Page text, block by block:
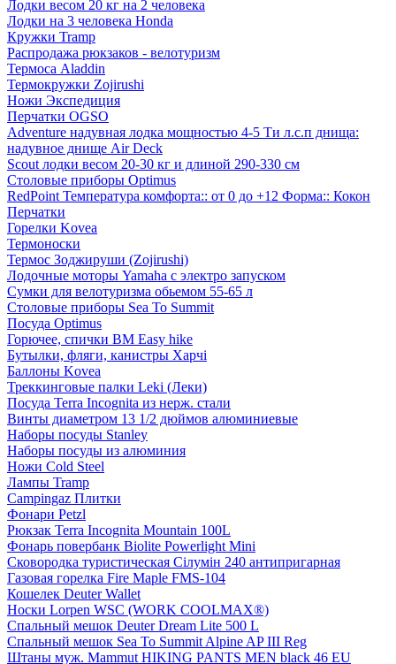
Лодки весом 20 кг на 2 человека
Лодки на 3 человека Honda
Кружки Tramp
Распродажа рюкзаков - велотуризм
Термоса Aladdin
Термокружки Zojirushi
Ножи Экспедиция
Перчатки OGSO
Adventure надувная лодка мощностью 4-5 Ти л.с.п днища:
надувное днище Air Deck
Scout лодки весом 20-30 кг и длиной 290-330 см
Столовые приборы Optimus
RedPoint Температура комфорта:: от 0 до +12 Форма:: Кокон
Перчатки
Горелки Kovea
Термоноски
Термос Зоджируши (Zojirushi)
Лодочные моторы Yamaha с электро запуском
Сумки для велотуризма обьемом 55-65 л
Столовые приборы Sea To Summit
Посуда Optimus
Горючее, спички BM Easy hike
Бутылки, фляги, канистры Харчі
Баллоны Kovea
Треккинговые палки Leki (Леки)
Посуда Terra Incognita из нерж. стали
Винты диаметром 13 1/2 дюймов алюминиевые
Наборы посуды Stanley
Наборы посуды из алюминия
Ножи Cold Steel
Лампы Tramp
Campingaz Плитки
Фонари Petzl
Рюкзак Terra Incognita Mountain 100L
Фонарь повербанк Biolite Powerlight Mini
Сковородка туристическая Сілумін 240 антипригарная
Газовая горелка Fire Maple FMS-104
Кошелек Deuter Wallet
Носки Lorpen WSC (WORK COOLMAX®)
Спальный мешок Deuter Dream Lite 500 L
Спальный мешок Sea To Summit Alpine AP III Reg
Штаны муж. Mammut HIKING PANTS MEN black 46 EU